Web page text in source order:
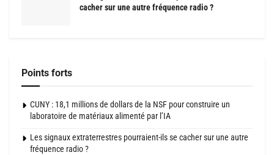
cacher sur une autre fréquence radio ?
Points forts
CUNY : 18,1 millions de dollars de la NSF pour construire un
laboratoire de matériaux alimenté par l’IA
Les signaux extraterrestres pourraient-ils se cacher sur une autre
fréquence radio ?